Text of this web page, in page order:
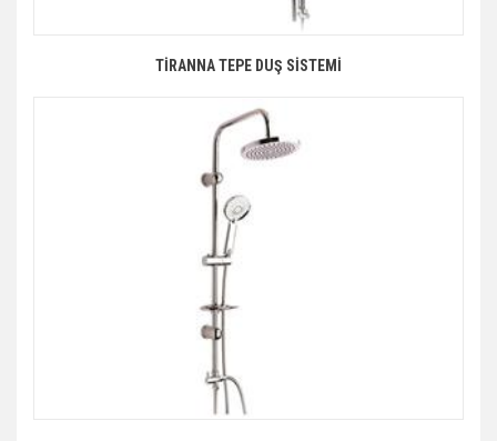
TİRANNA TEPE DUŞ SİSTEMİ